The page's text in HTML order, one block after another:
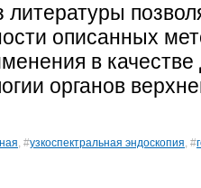
описанных
в
органов
, #узкоспектральная эндоскопия, #